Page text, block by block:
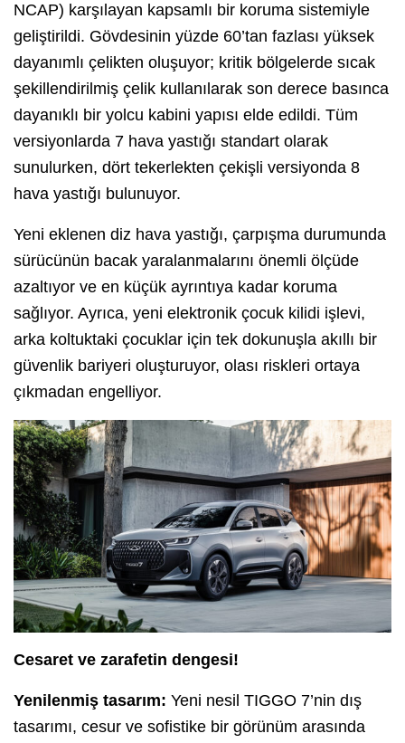
NCAP) karşılayan kapsamlı bir koruma sistemiyle
geliştirildi. Gövdesinin yüzde 60’tan fazlası yüksek
dayanımlı çelikten oluşuyor; kritik bölgelerde sıcak
şekillendirilmiş çelik kullanılarak son derece basınca
dayanıklı bir yolcu kabini yapısı elde edildi. Tüm
versiyonlarda 7 hava yastığı standart olarak
sunulurken, dört tekerlekten çekişli versiyonda 8
hava yastığı bulunuyor.
Yeni eklenen diz hava yastığı, çarpışma durumunda
sürücünün bacak yaralanmalarını önemli ölçüde
azaltıyor ve en küçük ayrıntıya kadar koruma
sağlıyor. Ayrıca, yeni elektronik çocuk kilidi işlevi,
arka koltuktaki çocuklar için tek dokunuşla akıllı bir
güvenlik bariyeri oluşturuyor, olası riskleri ortaya
çıkmadan engelliyor.
Cesaret ve zarafetin dengesi!
Yenilenmiş tasarım: Yeni nesil TIGGO 7’nin dış
tasarımı, cesur ve sofistike bir görünüm arasında